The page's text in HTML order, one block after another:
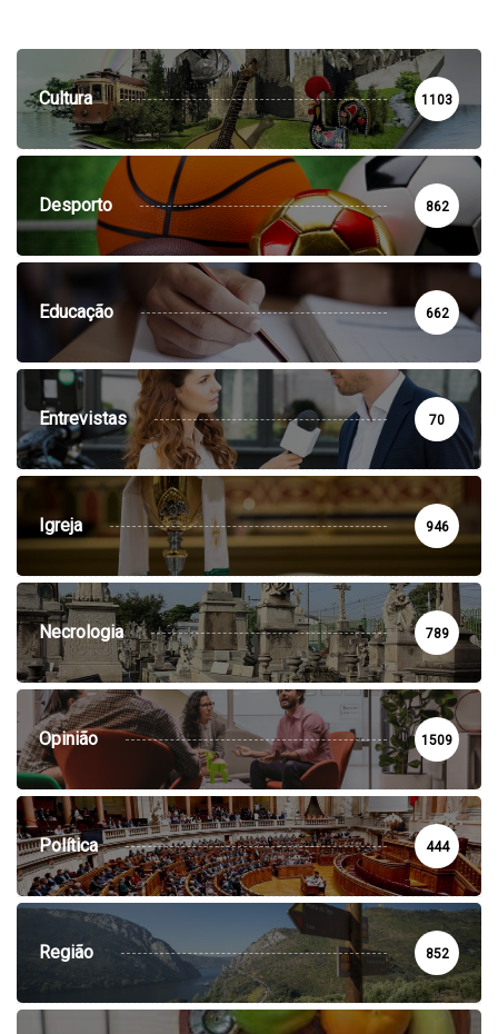
Cultura 1103
Desporto 862
Educação 662
Entrevistas 70
Igreja 946
Necrologia 789
Opinião 1509
Política 444
Região 852